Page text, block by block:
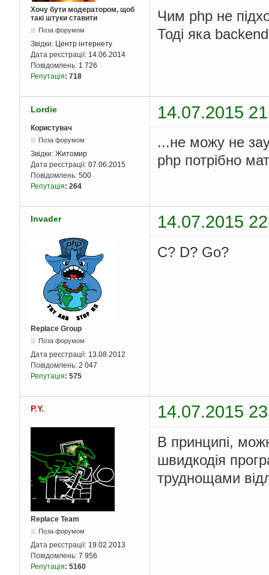
Хочу бути модератором, щоб
такі штуки ставити
Поза форумом
Звідки: Центр інтернету
Дата реєстрації: 14.06.2014
Повідомлень: 1 726
Репутація: 718
Чим php не
Тоді яка
Lordie 14.07.2015
Користувач
Поза форумом
Звідки: Житомир
Дата реєстрації: 07.06.2015
Повідомлень: 500
Репутація: 264
...не можу не
php потрібно
Invader 14.07.2015
Replace Group
Поза форумом
Дата реєстрації: 13.08.2012
Повідомлень: 2 047
Репутація: 575
C? D? Go?
P.Y. 14.07.2015
Replace Team
Поза форумом
Дата реєстрації: 19.02.2013
Повідомлень: 7 956
Репутація: 5160
В принципі,
швидкодія
труднощами